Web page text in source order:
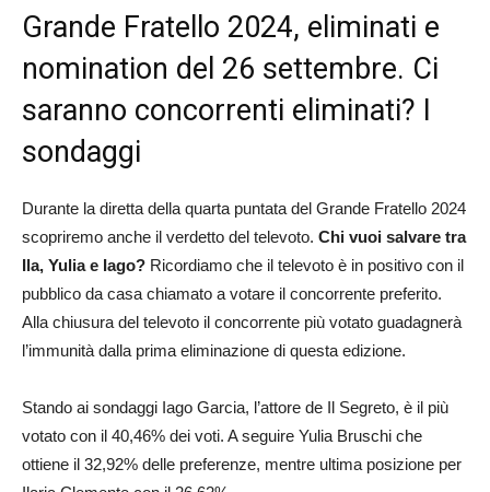
Grande Fratello 2024, eliminati e
nomination del 26 settembre. Ci
saranno concorrenti eliminati? I
sondaggi
Durante la diretta della quarta puntata del Grande Fratello 2024
scopriremo anche il verdetto del televoto. Chi vuoi salvare tra
Ila, Yulia e Iago? Ricordiamo che il televoto è in positivo con il
pubblico da casa chiamato a votare il concorrente preferito.
Alla chiusura del televoto il concorrente più votato guadagnerà
l’immunità dalla prima eliminazione di questa edizione.
Stando ai sondaggi Iago Garcia, l’attore de Il Segreto, è il più
votato con il 40,46% dei voti. A seguire Yulia Bruschi che
ottiene il 32,92% delle preferenze, mentre ultima posizione per